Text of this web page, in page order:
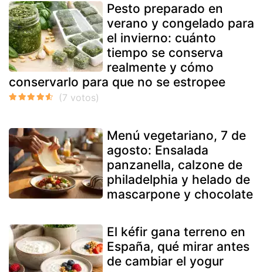
Pesto preparado en
verano y congelado para
el invierno: cuánto
tiempo se conserva
realmente y cómo
conservarlo para que no se estropee
Menú vegetariano, 7 de
agosto: Ensalada
panzanella, calzone de
philadelphia y helado de
mascarpone y chocolate
El kéfir gana terreno en
España, qué mirar antes
de cambiar el yogur